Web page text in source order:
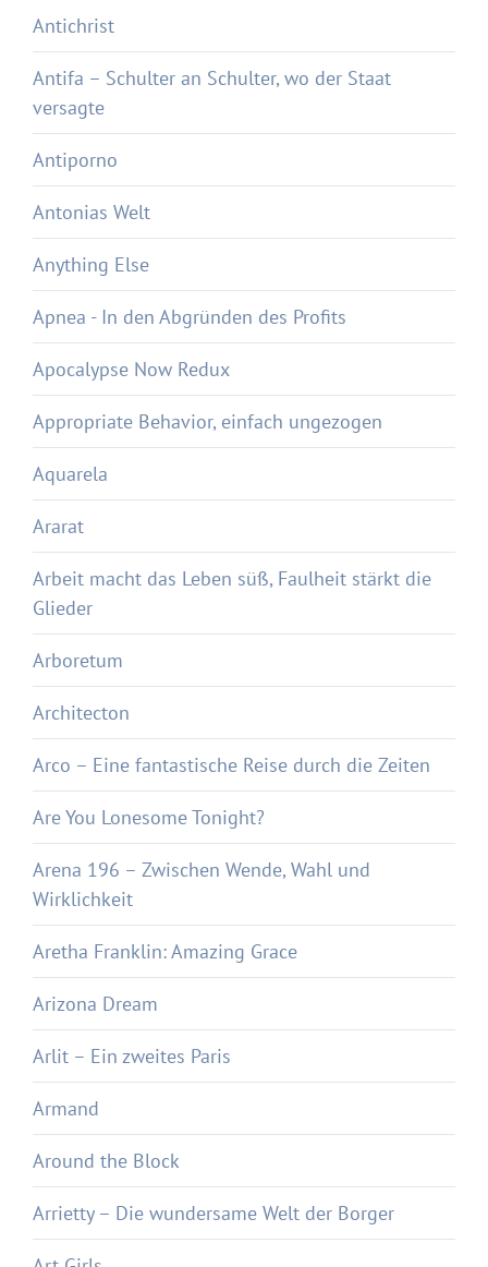
Antichrist
Antifa – Schulter an Schulter, wo der Staat
versagte
Antiporno
Antonias Welt
Anything Else
Apnea - In den Abgründen des Profits
Apocalypse Now Redux
Appropriate Behavior, einfach ungezogen
Aquarela
Ararat
Arbeit macht das Leben süß, Faulheit stärkt die
Glieder
Arboretum
Architecton
Arco – Eine fantastische Reise durch die Zeiten
Are You Lonesome Tonight?
Arena 196 – Zwischen Wende, Wahl und
Wirklichkeit
Aretha Franklin: Amazing Grace
Arizona Dream
Arlit – Ein zweites Paris
Armand
Around the Block
Arrietty – Die wundersame Welt der Borger